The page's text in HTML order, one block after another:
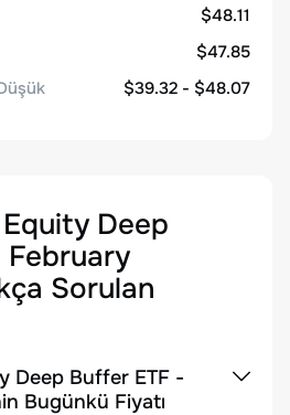
$48.11
$47.85
$39.32 - $48.07
Equity Deep
February
Sorulan
Deep Buffer ETF -
Bugünkü Fiyatı